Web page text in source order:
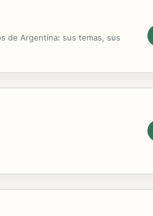
de Argentina: sus temas, sus